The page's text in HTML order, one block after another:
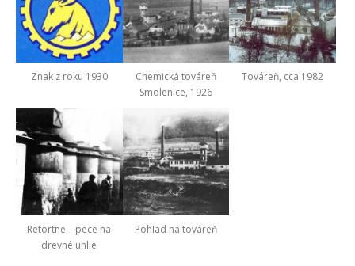
Znak z roku 1930
Chemická továreň
Smolenice, 1926
Továreň, cca 1982
Retortne – pece na
drevné uhlie
Pohľad na továreň